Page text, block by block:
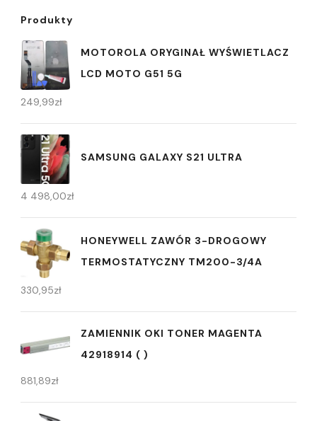
Produkty
MOTOROLA ORYGINAŁ WYŚWIETLACZ
LCD MOTO G51 5G
249,99zł
SAMSUNG GALAXY S21 ULTRA
4 498,00zł
HONEYWELL ZAWÓR 3-DROGOWY
TERMOSTATYCZNY TM200-3/4A
330,95zł
ZAMIENNIK OKI TONER MAGENTA
42918914 ( )
881,89zł